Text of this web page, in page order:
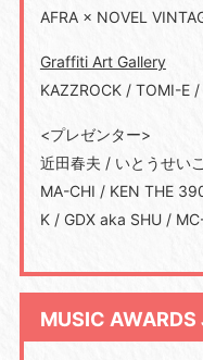
AFRA × NOVEL
Graffiti Art Gallery
KAZZROCK / TOMI-E /
<プレゼンター>
近田春夫 / いとうせい
MA-CHI / KEN THE
K / GDX aka SHU /
MUSIC